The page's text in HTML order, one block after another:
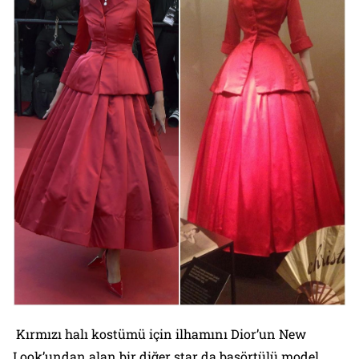
Kırmızı halı kostümü için ilhamını Dior’un New